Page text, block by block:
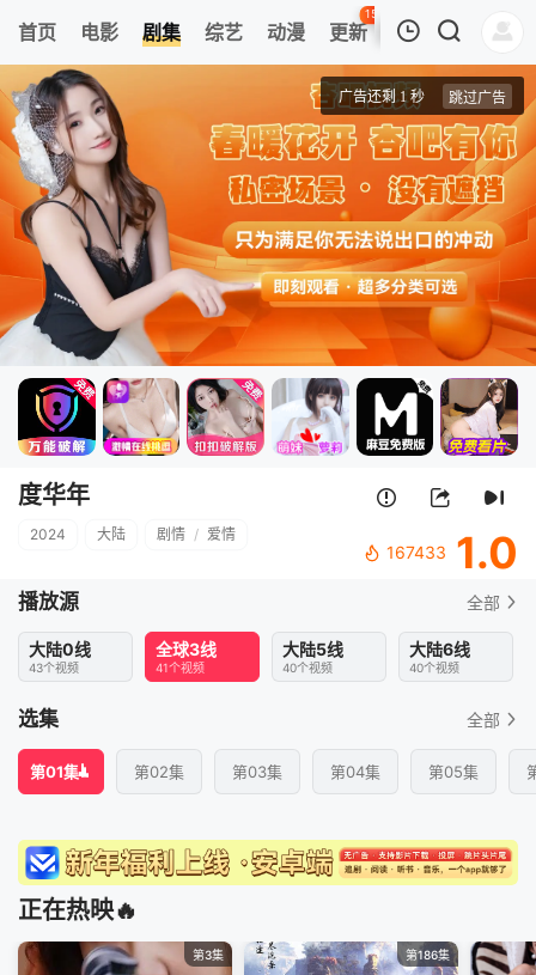
首页 电影 剧集 综艺 动漫 更新
150
热榜 APP
第01集
清空
度华年
2024 大陆 剧情 / 爱情
167433 1.0
播放源 全部
大陆0线
43个视频
全球3线
41个视频
大陆5线
40个视频
大陆6线
40个视频
选集 全部
第01集 第02集 第03集 第04集 第05集
正在热映🔥
第3集 第186集